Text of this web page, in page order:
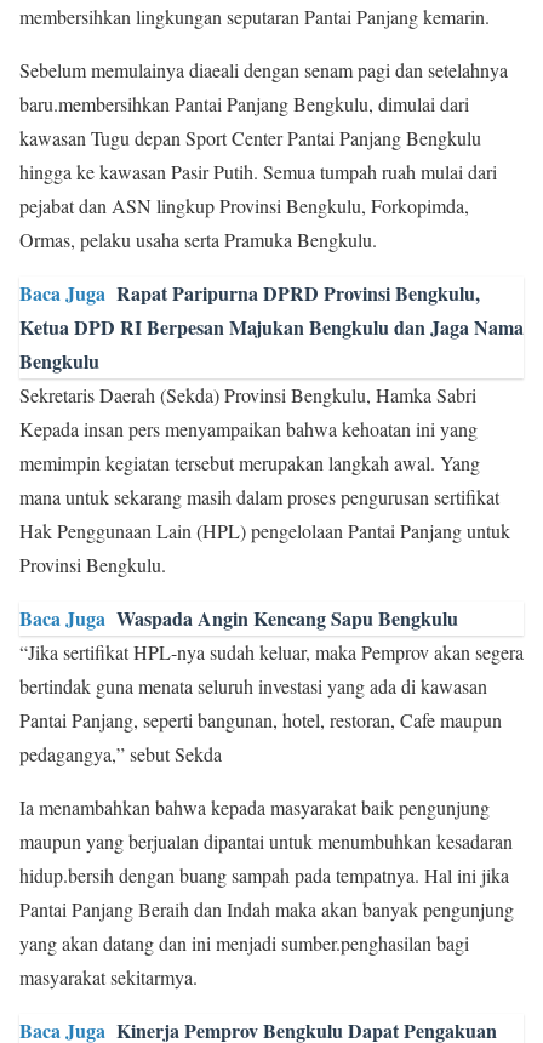
membersihkan lingkungan seputaran Pantai Panjang kemarin.
Sebelum memulainya diaeali dengan senam pagi dan setelahnya
baru.membersihkan Pantai Panjang Bengkulu, dimulai dari
kawasan Tugu depan Sport Center Pantai Panjang Bengkulu
hingga ke kawasan Pasir Putih. Semua tumpah ruah mulai dari
pejabat dan ASN lingkup Provinsi Bengkulu, Forkopimda,
Ormas, pelaku usaha serta Pramuka Bengkulu.
Baca Juga Rapat Paripurna DPRD Provinsi Bengkulu,
Ketua DPD RI Berpesan Majukan Bengkulu dan Jaga Nama
Bengkulu
Sekretaris Daerah (Sekda) Provinsi Bengkulu, Hamka Sabri
Kepada insan pers menyampaikan bahwa kehoatan ini yang
memimpin kegiatan tersebut merupakan langkah awal. Yang
mana untuk sekarang masih dalam proses pengurusan sertifikat
Hak Penggunaan Lain (HPL) pengelolaan Pantai Panjang untuk
Provinsi Bengkulu.
Baca Juga Waspada Angin Kencang Sapu Bengkulu
“Jika sertifikat HPL-nya sudah keluar, maka Pemprov akan segera
bertindak guna menata seluruh investasi yang ada di kawasan
Pantai Panjang, seperti bangunan, hotel, restoran, Cafe maupun
pedagangya,” sebut Sekda
Ia menambahkan bahwa kepada masyarakat baik pengunjung
maupun yang berjualan dipantai untuk menumbuhkan kesadaran
hidup.bersih dengan buang sampah pada tempatnya. Hal ini jika
Pantai Panjang Beraih dan Indah maka akan banyak pengunjung
yang akan datang dan ini menjadi sumber.penghasilan bagi
masyarakat sekitarmya.
Baca Juga Kinerja Pemprov Bengkulu Dapat Pengakuan